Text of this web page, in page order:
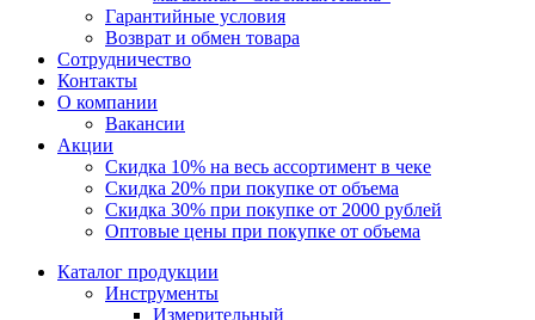
Гарантийные условия
Возврат и обмен товара
Сотрудничество
Контакты
О компании
Вакансии
Акции
Скидка 10% на весь ассортимент в чеке
Скидка 20% при покупке от объема
Скидка 30% при покупке от 2000 рублей
Оптовые цены при покупке от объема
Каталог продукции
Инструменты
Измерительный